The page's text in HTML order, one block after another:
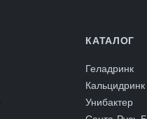
КАТАЛОГ
Геладринк
Кальцидринк
Унибактер